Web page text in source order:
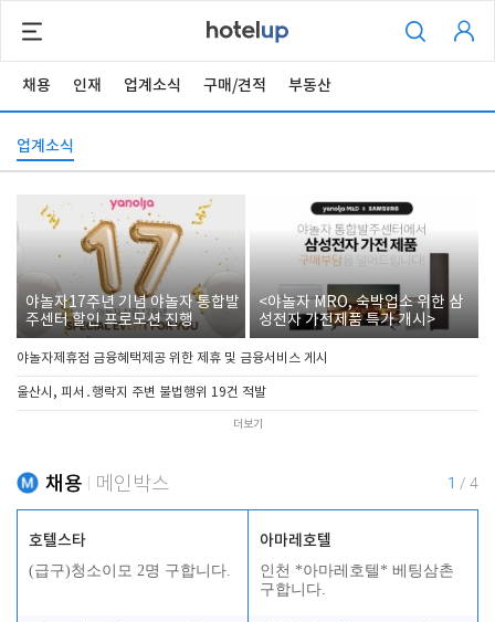
채용 인재 업계소식 구매/견적 부동산
업계소식
야놀자17주년 기념 야놀자 통합발
주센터 할인 프로모션 진행
<야놀자 MRO, 숙박업소 위한 삼
성전자 가전제품 특가 개시>
야놀자제휴점 금융혜택제공 위한 제휴 및 금융서비스 게시
울산시, 피서․행락지 주변 불법행위 19건 적발
더보기
채용 메인박스 1 / 4
호텔스타
(급구)청소이모 2명 구합니다.
아마레호텔
인천 *아마레호텔* 베팅삼촌
구합니다.